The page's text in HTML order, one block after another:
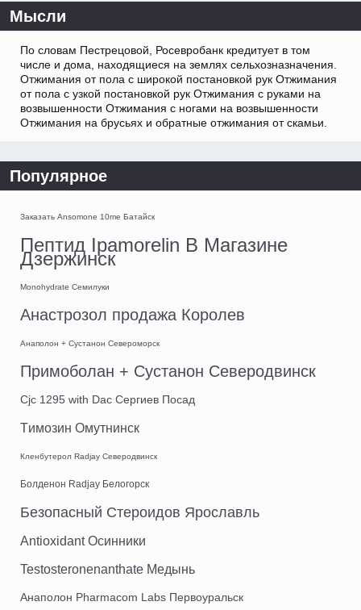
Мысли
По словам Пестрецовой, Росевробанк кредитует в том
числе и дома, находящиеся на землях сельхозназначения.
Отжимания от пола с широкой постановкой рук Отжимания
от пола с узкой постановкой рук Отжимания с руками на
возвышенности Отжимания с ногами на возвышенности
Отжимания на брусьях и обратные отжимания от скамьи.
Популярное
Заказать Ansomone 10me Батайск
Пептид Ipamorelin В Магазине
Дзержинск
Monohydrate Семилуки
Анастрозол продажа Королев
Анаполон + Сустанон Североморск
Примоболан + Сустанон Северодвинск
Cjc 1295 with Dac Сергиев Посад
Tимозин Омутнинск
Кленбутерол Radjay Северодвинск
Болденон Radjay Белогорск
Безопасный Стероидов Ярославль
Antioxidant Осинники
Testosteronenanthate Медынь
Анаполон Pharmacom Labs Первоуральск